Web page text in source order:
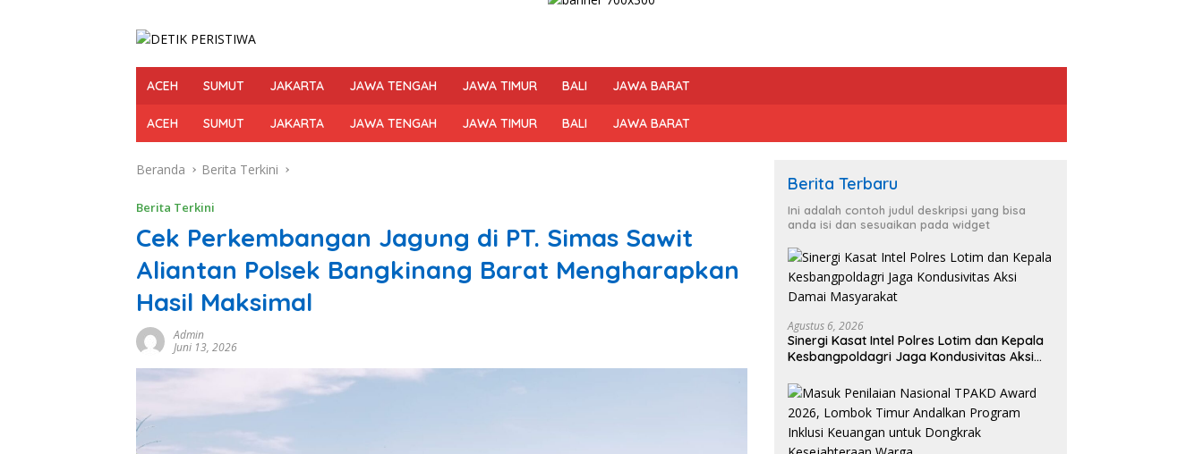
ACEH SUMUT JAKARTA JAWA TENGAH JAWA TIMUR BALI JAWA BARAT
ACEH SUMUT JAKARTA JAWA TENGAH JAWA TIMUR BALI JAWA BARAT
Beranda Berita Terkini
Berita Terkini
Cek Perkembangan Jagung di PT. Simas Sawit
Aliantan Polsek Bangkinang Barat Mengharapkan
Hasil Maksimal
Admin
Juni 13, 2026
Berita Terbaru
Ini adalah contoh judul deskripsi yang bisa
anda isi dan sesuaikan pada widget
Agustus 6, 2026
Sinergi Kasat Intel Polres Lotim dan Kepala
Kesbangpoldagri Jaga Kondusivitas Aksi